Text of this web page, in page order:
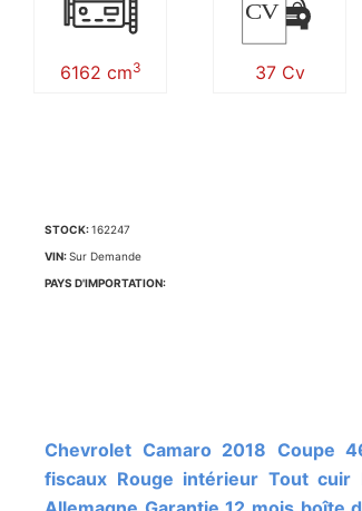
6162 cm3
CV
37 Cv
STOCK:162247
VIN:Sur Demande
PAYS D'IMPORTATION:
Chevrolet Camaro 2018 Coupe 461 Ch 6162 cm3 37 CV
fiscaux Rouge intérieur Tout cuir